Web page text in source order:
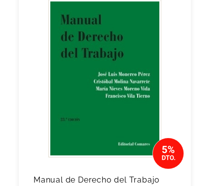
Manual de Derecho del Trabajo